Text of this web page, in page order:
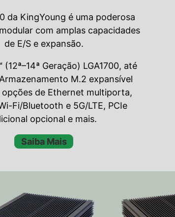
da KingYoung é uma poderosa
com amplas capacidades
de E/S e expansão.
Geração) LGA1700, até
M.2 expansível
opções de Ethernet multiporta,
Fi/Bluetooth e 5G/LTE, PCIe
opcional e mais.
Saiba Mais